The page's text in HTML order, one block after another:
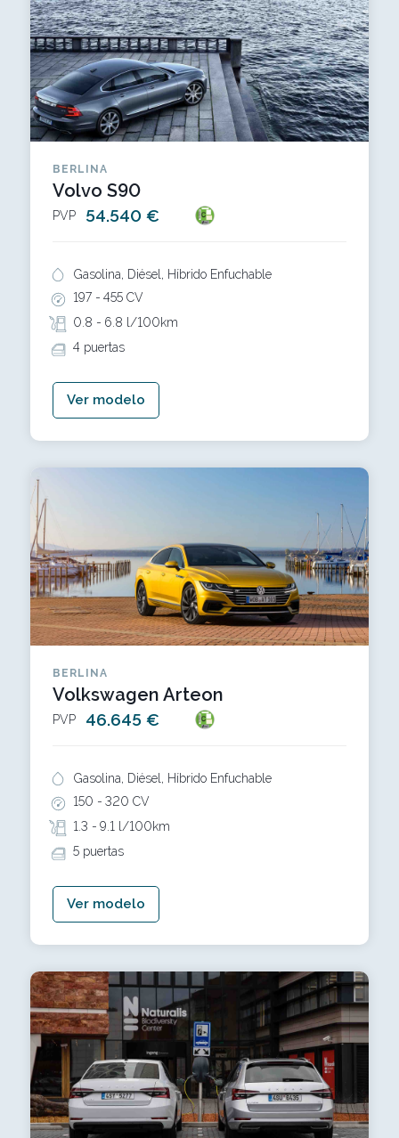
BERLINA
Volvo S90
PVP 54.540 €
Gasolina, Diésel, Híbrido Enfuchable
197 - 455 CV
0.8 - 6.8 l/100km
4 puertas
Ver modelo
BERLINA
Volkswagen Arteon
PVP 46.645 €
Gasolina, Diésel, Híbrido Enfuchable
150 - 320 CV
1.3 - 9.1 l/100km
5 puertas
Ver modelo